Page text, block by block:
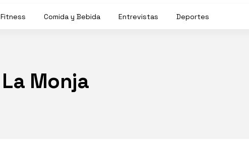
Fitness Comida y Bebida Entrevistas Deportes
La Monja